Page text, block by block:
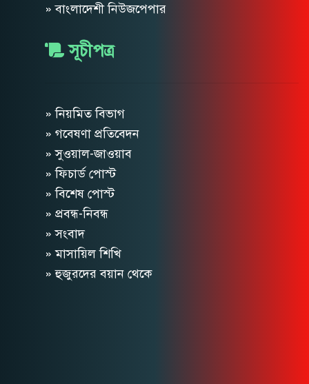
» বাংলাদেশী নিউজপেপার
সূচীপত্র
» নিয়মিত বিভাগ
» গবেষণা প্রতিবেদন
» সুওয়াল-জাওয়াব
» ফিচার্ড পোস্ট
» বিশেষ পোস্ট
» প্রবন্ধ-নিবন্ধ
» সংবাদ
» মাসায়িল শিখি
» হুজুরদের বয়ান থেকে